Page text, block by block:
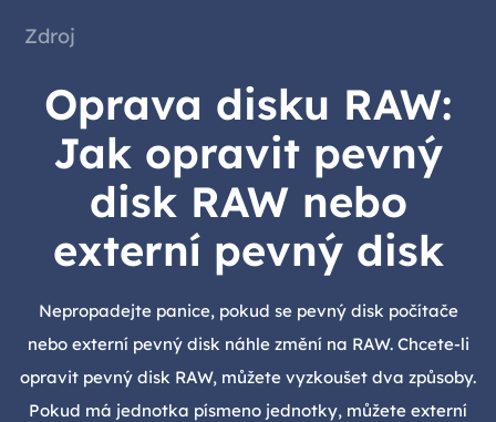
Zdroj
Oprava disku RAW:
Jak opravit pevný
disk RAW nebo
externí pevný disk
Nepropadejte panice, pokud se pevný disk počítače
nebo externí pevný disk náhle změní na RAW. Chcete-li
opravit pevný disk RAW, můžete vyzkoušet dva způsoby.
Pokud má jednotka písmeno jednotky, můžete externí